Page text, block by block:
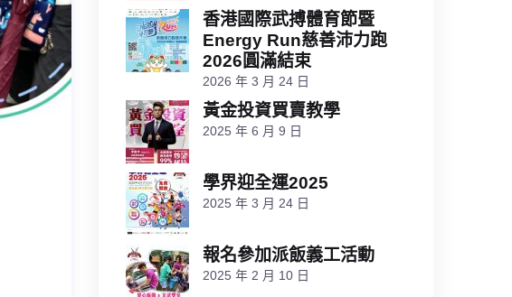
香港國際武搏體育節暨
Energy Run慈善沛力跑
2026圓滿結束
2026 年 3 月 24 日
黃金投資買賣教學
2025 年 6 月 9 日
學界迎全運2025
2025 年 3 月 24 日
​報名參加派飯義工活動
2025 年 2 月 10 日